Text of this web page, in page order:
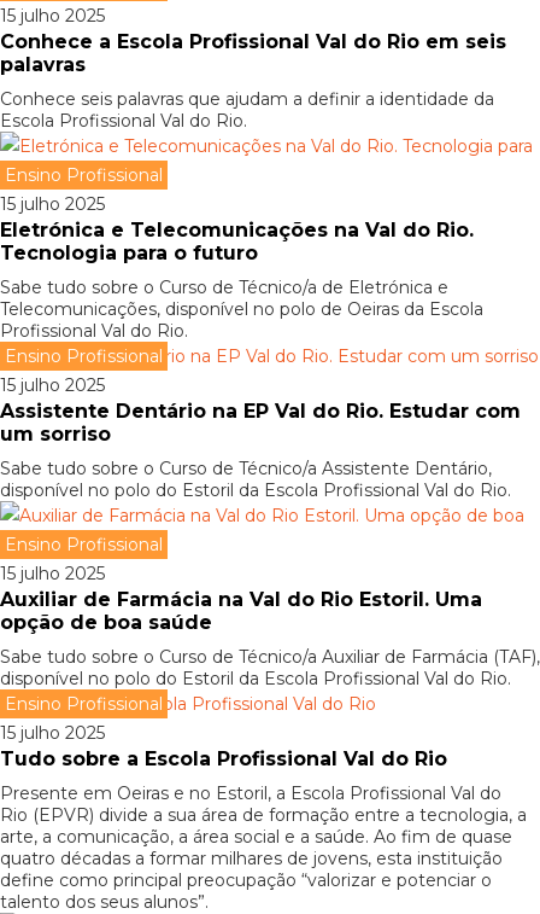
15 julho 2025
Conhece a Escola Profissional Val do Rio em seis
palavras
Conhece seis palavras que ajudam a definir a identidade da
Escola Profissional Val do Rio.
Ensino Profissional
15 julho 2025
Eletrónica e Telecomunicações na Val do Rio.
Tecnologia para o futuro
Sabe tudo sobre o Curso de Técnico/a de Eletrónica e
Telecomunicações, disponível no polo de Oeiras da Escola
Profissional Val do Rio.
Ensino Profissional
15 julho 2025
Assistente Dentário na EP Val do Rio. Estudar com
um sorriso
Sabe tudo sobre o Curso de Técnico/a Assistente Dentário,
disponível no polo do Estoril da Escola Profissional Val do Rio.
Ensino Profissional
15 julho 2025
Auxiliar de Farmácia na Val do Rio Estoril. Uma
opção de boa saúde
Sabe tudo sobre o Curso de Técnico/a Auxiliar de Farmácia (TAF),
disponível no polo do Estoril da Escola Profissional Val do Rio.
Ensino Profissional
15 julho 2025
Tudo sobre a Escola Profissional Val do Rio
Presente em Oeiras e no Estoril, a Escola Profissional Val do
Rio (EPVR) divide a sua área de formação entre a tecnologia, a
arte, a comunicação, a área social e a saúde. Ao fim de quase
quatro décadas a formar milhares de jovens, esta instituição
define como principal preocupação “valorizar e potenciar o
talento dos seus alunos”.